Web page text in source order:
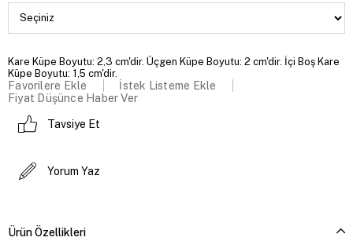
Kare Küpe Boyutu: 2,3 cm'dir. Üçgen Küpe Boyutu: 2 cm'dir. İçi Boş Kare
Küpe Boyutu: 1,5 cm'dir.
Favorilere Ekle
İstek Listeme Ekle
Fiyat Düşünce Haber Ver
Tavsiye Et
Yorum Yaz
Ürün Özellikleri